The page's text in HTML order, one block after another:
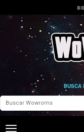
BUSCA
Toggle